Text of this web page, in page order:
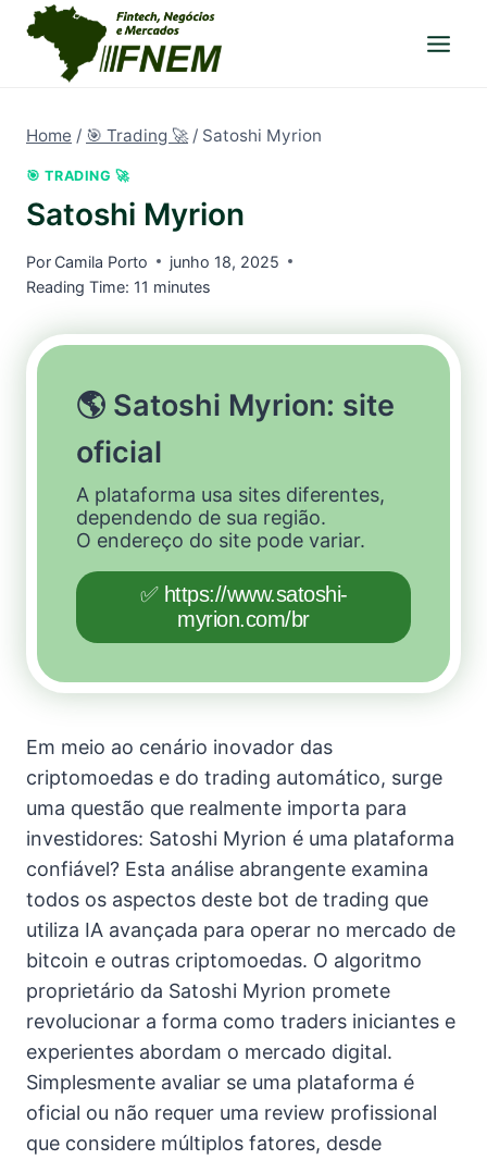
Pular
para
Home / 🎯 Trading 🚀 / Satoshi Myrion
🎯 TRADING 🚀
Satoshi Myrion
Por Camila Porto
junho 18, 2025
Reading Time: 11 minutes
🌎 Satoshi Myrion: site
oficial
A plataforma usa sites diferentes,
dependendo de sua região.
O endereço do site pode variar.
✅ https://www.satoshi-
myrion.com/br
Em meio ao cenário inovador das
criptomoedas e do trading automático, surge
uma questão que realmente importa para
investidores: Satoshi Myrion é uma plataforma
confiável? Esta análise abrangente examina
todos os aspectos deste bot de trading que
utiliza IA avançada para operar no mercado de
bitcoin e outras criptomoedas. O algoritmo
proprietário da Satoshi Myrion promete
revolucionar a forma como traders iniciantes e
experientes abordam o mercado digital.
Simplesmente avaliar se uma plataforma é
oficial ou não requer uma review profissional
que considere múltiplos fatores, desde